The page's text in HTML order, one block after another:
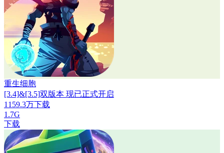
重生细胞
[3.4]&[3.5]双版本 现已正式开启
1159.3万下载
1.7G
下载